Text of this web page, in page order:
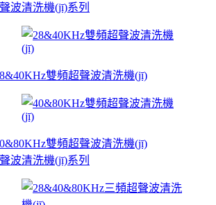
波清洗機(jī)系列
雙頻超聲波清洗機(jī)
雙頻超聲波清洗機(jī)
波清洗機(jī)系列